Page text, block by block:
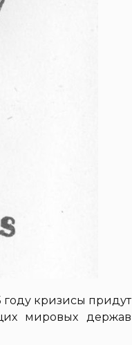
году кризисы придут
мировых держав